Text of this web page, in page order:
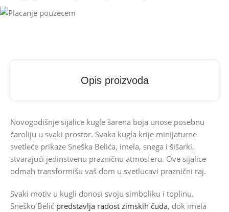
Opis proizvoda
Novogodišnje sijalice kugle šarena boja unose posebnu
čaroliju u svaki prostor. Svaka kugla krije minijaturne
svetleće prikaze Sneška Belića, imela, snega i šišarki,
stvarajući jedinstvenu prazničnu atmosferu. Ove sijalice
odmah transformišu vaš dom u svetlucavi praznični raj.
Svaki motiv u kugli donosi svoju simboliku i toplinu.
Sneško Belić predstavlja radost zimskih čuda, dok imela